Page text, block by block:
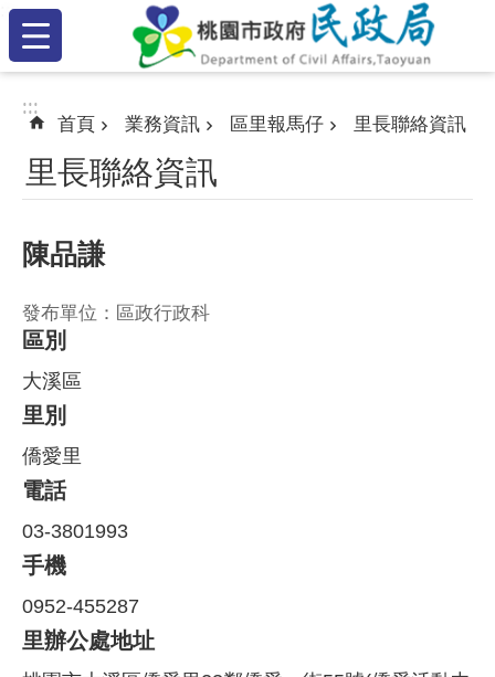
跳到主要內容區塊
:::
:::
:::
首頁 業務資訊 區里報馬仔 里長聯絡資訊
里長聯絡資訊
陳品謙
發布單位：區政行政科
區別
大溪區
里別
僑愛里
電話
03-3801993
手機
0952-455287
里辦公處地址